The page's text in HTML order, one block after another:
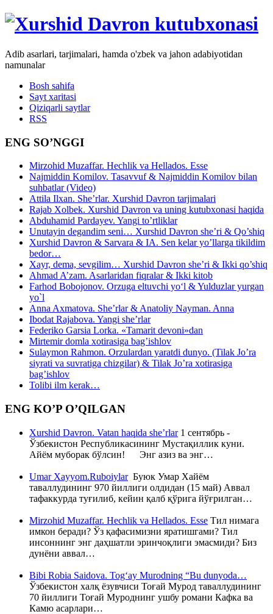
Adib asarlari, tarjimalari, hamda o'zbek va jahon adabiyotidan
namunalar
Bosh sahifa
Sayt xaritasi
Qiziqarli saytlar
RSS
ENG SO’NGGI
Mirzohid Muzaffar. Hechlik va Hellados. Esse
Najmiddin Komilov. Tasavvuf & Najmiddin Komilov bilan
suhbatlar (Video)
Attila Ilxan. She’rlar. Xurshid Davron tarjimalari
Rajab Xolbek. Xurshid Davron va uning kutubxonasi haqida
Abduhamid Pardayev. Yangi to’rtliklar
Unutayin degandim seni… Xurshid Davron she’ri & Qo’shiq
Xurshid Davron & Sarvara & IA. Sen kelar yo’llarga tikildim
bedor…
Xayr, dema, sevgilim… Xurshid Davron she’ri & Ikki qo’shiq
Ahmad A’zam. Asarlaridan fiqralar & Ikki kitob
Farhod Bobojonov. Orzuga eltuvchi yo‘l & Yulduzlar yurgan
yo`l
Anna Axmatova. She’rlar & Anatoliy Nayman. Anna
Ibodat Rajabova. Yangi she’rlar
Federiko Garsia Lorka. «Tamarit devoni»dan
Mirtemir domla xotirasiga bag’ishlov
Sulaymon Rahmon. Orzulardan yaratdi dunyo. (Tilak Jo’ra
siyrati va suvratiga chizgilar) & Tilak Jo’ra xotirasiga
bag’ishlov
Tolibi ilm kerak…
ENG KO’P O’QILGAN
Xurshid Davron. Vatan haqida she’rlar1 сентябрь -
Ўзбекистон Республикасининг Мустақиллик куни.
Айём муборак бўлсин! Энг азиз ва энг…
Umar Xayyom.RuboiylarБуюк Умар Хайём
таваллудининг 970 йиллиги олдидан (15 май) Аввал
тафаккурда туғилиб, кейин қалб қўрига йўғрилган…
Mirzohid Muzaffar. Hechlik va Hellados. Esse Тил нимага
имкон беради? Ўз қафасимизни яратишгами? Тил
инсоннинг энг даҳшатли эринчоқлиги эмасмиди? Биз
дунёни аввал…
Bibi Robia Saidova. Tog‘ay Murodning “Bu dunyoda…
Ўзбекистон халқ ёзувчиси Тоғай Мурод таваллудининг
70 йиллиги Тоғай Муроднинг ушбу романи Кафка ва
Камю асарлари…